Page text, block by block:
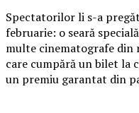
Spectatorilor li s-a
februarie: o seară
multe cinematografe din
care cumpără un bilet la
un premiu garantat din